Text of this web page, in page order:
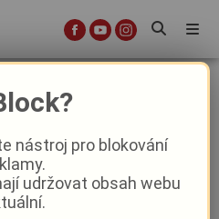
uzavřela
|12:44
nástroj pro blokování
udržovat obsah webu